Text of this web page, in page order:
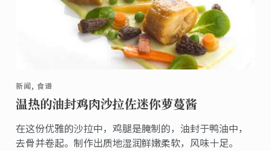
新闻, 食谱
温热的油封鸡肉沙拉佐迷你萝蔓酱
在这份优雅的沙拉中，鸡腿是腌制的，油封于鸭油中，
去骨并卷起。制作出质地湿润鲜嫩柔软，风味十足。